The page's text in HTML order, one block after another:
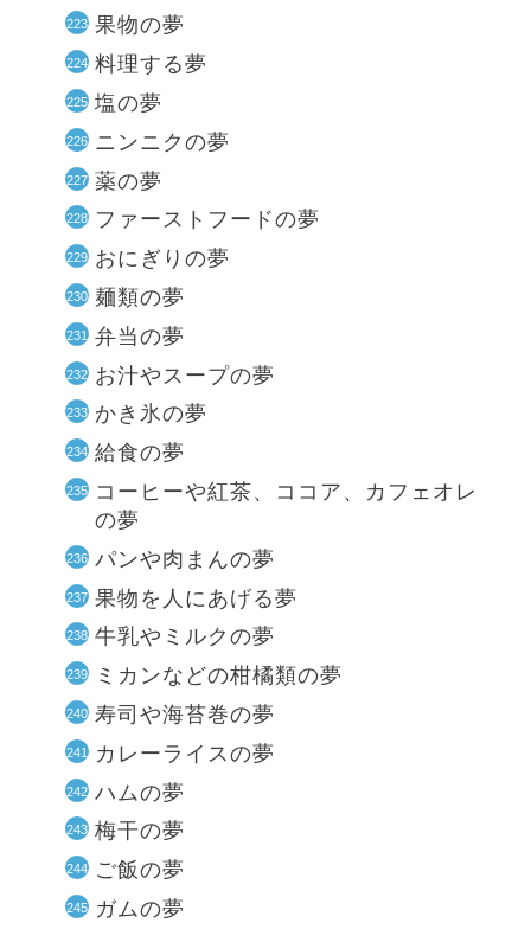
果物の夢
料理する夢
塩の夢
ニンニクの夢
薬の夢
ファーストフードの夢
おにぎりの夢
麺類の夢
弁当の夢
お汁やスープの夢
かき氷の夢
給食の夢
コーヒーや紅茶、ココア、カフェオレ
の夢
パンや肉まんの夢
果物を人にあげる夢
牛乳やミルクの夢
ミカンなどの柑橘類の夢
寿司や海苔巻の夢
カレーライスの夢
ハムの夢
梅干の夢
ご飯の夢
ガムの夢